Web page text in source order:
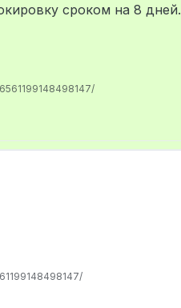
сроком на 8 дней.